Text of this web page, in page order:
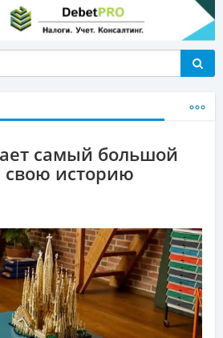
самый большой
свою историю